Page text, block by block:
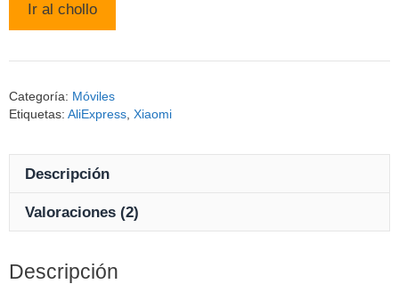
Ir al chollo
Categoría: Móviles
Etiquetas: AliExpress, Xiaomi
Descripción
Valoraciones (2)
Descripción